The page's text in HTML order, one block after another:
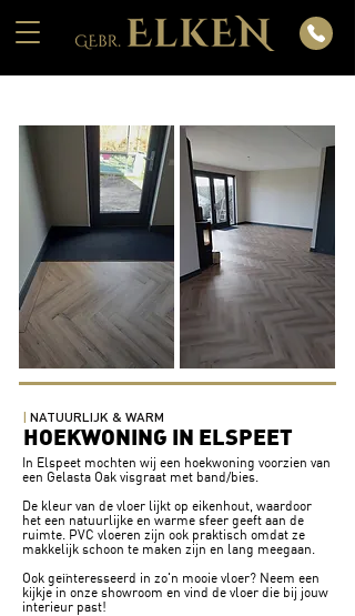
| NATUURLIJK & WARM
HOEKWONING IN ELSPEET
In Elspeet mochten wij een hoekwoning voorzien van
een Gelasta Oak visgraat met band/bies.
De kleur van de vloer lijkt op eikenhout, waardoor
het een natuurlijke en warme sfeer geeft aan de
ruimte. PVC vloeren zijn ook praktisch omdat ze
makkelijk schoon te maken zijn en lang meegaan.
Ook geïnteresseerd in zo'n mooie vloer? Neem een
kijkje in onze showroom en vind de vloer die bij jouw
interieur past!